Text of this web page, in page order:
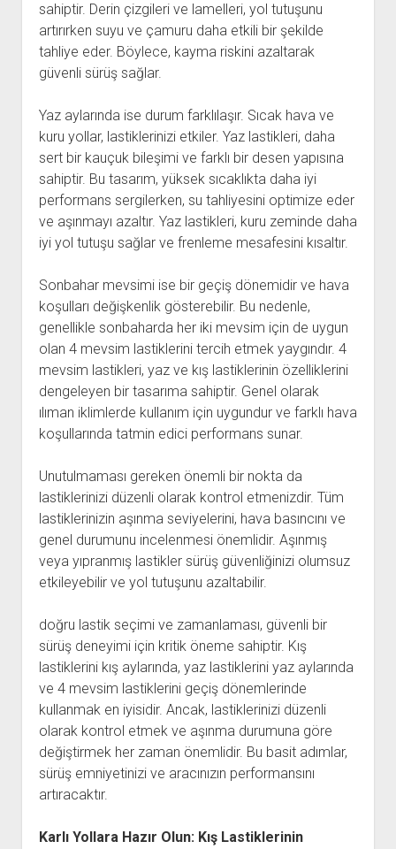
sahiptir. Derin çizgileri ve lamelleri, yol tutuşunu
artırırken suyu ve çamuru daha etkili bir şekilde
tahliye eder. Böylece, kayma riskini azaltarak
güvenli sürüş sağlar.
Yaz aylarında ise durum farklılaşır. Sıcak hava ve
kuru yollar, lastiklerinizi etkiler. Yaz lastikleri, daha
sert bir kauçuk bileşimi ve farklı bir desen yapısına
sahiptir. Bu tasarım, yüksek sıcaklıkta daha iyi
performans sergilerken, su tahliyesini optimize eder
ve aşınmayı azaltır. Yaz lastikleri, kuru zeminde daha
iyi yol tutuşu sağlar ve frenleme mesafesini kısaltır.
Sonbahar mevsimi ise bir geçiş dönemidir ve hava
koşulları değişkenlik gösterebilir. Bu nedenle,
genellikle sonbaharda her iki mevsim için de uygun
olan 4 mevsim lastiklerini tercih etmek yaygındır. 4
mevsim lastikleri, yaz ve kış lastiklerinin özelliklerini
dengeleyen bir tasarıma sahiptir. Genel olarak
ılıman iklimlerde kullanım için uygundur ve farklı hava
koşullarında tatmin edici performans sunar.
Unutulmaması gereken önemli bir nokta da
lastiklerinizi düzenli olarak kontrol etmenizdir. Tüm
lastiklerinizin aşınma seviyelerini, hava basıncını ve
genel durumunu incelenmesi önemlidir. Aşınmış
veya yıpranmış lastikler sürüş güvenliğinizi olumsuz
etkileyebilir ve yol tutuşunu azaltabilir.
doğru lastik seçimi ve zamanlaması, güvenli bir
sürüş deneyimi için kritik öneme sahiptir. Kış
lastiklerini kış aylarında, yaz lastiklerini yaz aylarında
ve 4 mevsim lastiklerini geçiş dönemlerinde
kullanmak en iyisidir. Ancak, lastiklerinizi düzenli
olarak kontrol etmek ve aşınma durumuna göre
değiştirmek her zaman önemlidir. Bu basit adımlar,
sürüş emniyetinizi ve aracınızın performansını
artıracaktır.
Karlı Yollara Hazır Olun: Kış Lastiklerinin